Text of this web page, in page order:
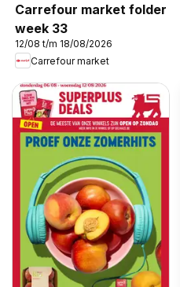
Carrefour market folder
week 33
12/08 t/m 18/08/2026
Carrefour market